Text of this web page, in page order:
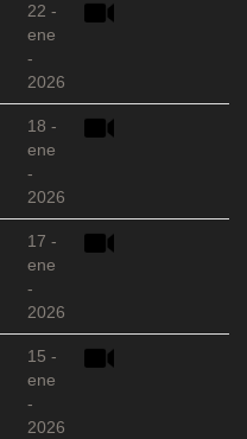
22 -
ene
-
2026
18 -
ene
-
2026
17 -
ene
-
2026
15 -
ene
-
2026